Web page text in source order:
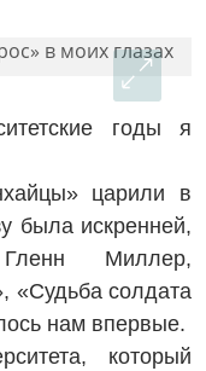
годы я
царили в
была искренней,
Миллер,
«Судьба солдата
нам впервые.
который